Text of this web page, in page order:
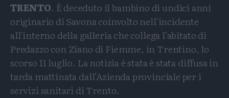
TRENTO. È deceduto il bambino di undici anni
originario di Savona coinvolto nell'incidente
all'interno della galleria che collega l'abitato di
Predazzo con Ziano di Fiemme, in Trentino, lo
scorso 11 luglio. La notizia è stata è stata diffusa in
tarda mattinata dall'Azienda provinciale per i
servizi sanitari di Trento.